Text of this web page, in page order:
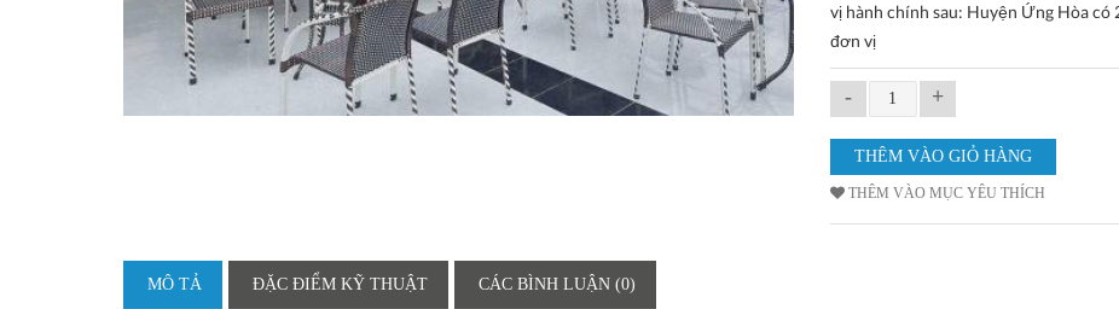
vị hành chính sau: Huyện Ứng Hòa có
đơn vị
- +
THÊM VÀO MỤC YÊU THÍCH
MÔ TẢ ĐẶC ĐIỂM KỸ THUẬT CÁC BÌNH LUẬN (0)